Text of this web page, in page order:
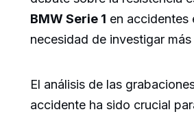
BMW Serie 1 en accidentes
necesidad de investigar
El análisis de las
accidente ha sido crucial